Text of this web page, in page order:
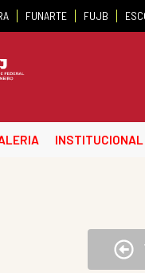
FUNARTE FUJB
INSTITUCIONAL